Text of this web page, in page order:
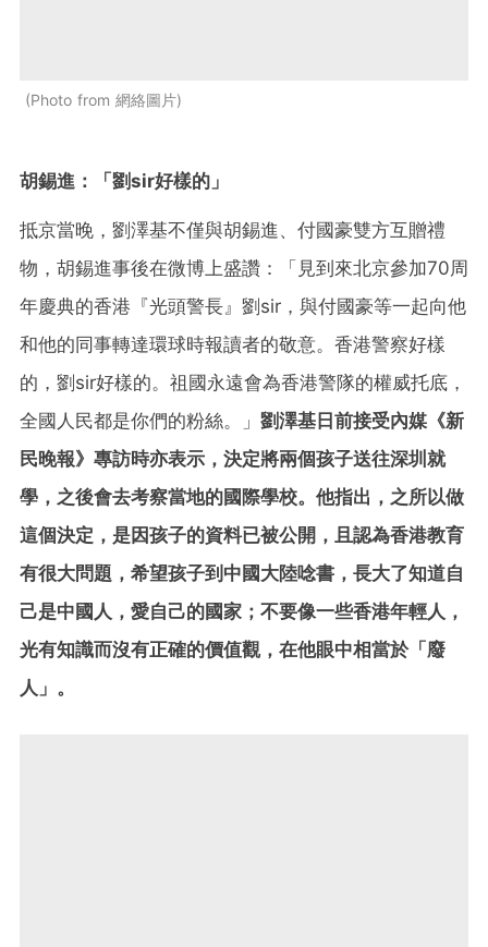
Photo from 網絡圖片
胡錫進：「劉sir好樣的」
抵京當晚，劉澤基不僅與胡錫進、付國豪雙方互贈禮
物，胡錫進事後在微博上盛讚：「見到來北京參加70周
年慶典的香港『光頭警長』劉sir，與付國豪等一起向他
和他的同事轉達環球時報讀者的敬意。香港警察好樣
的，劉sir好樣的。祖國永遠會為香港警隊的權威托底，
全國人民都是你們的粉絲。」 劉澤基日前接受內媒《新
民晚報》專訪時亦表示，決定將兩個孩子送往深圳就
學，之後會去考察當地的國際學校。他指出，之所以做
這個決定，是因孩子的資料已被公開，且認為香港教育
有很大問題，希望孩子到中國大陸唸書，長大了知道自
己是中國人，愛自己的國家；不要像一些香港年輕人，
光有知識而沒有正確的價值觀，在他眼中相當於「廢
人」。